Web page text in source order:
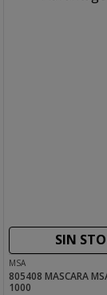
SIN
MSA
805408 MASCARA
1000